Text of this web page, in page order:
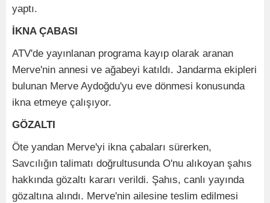
yaptı.
İKNA ÇABASI
ATV'de yayınlanan programa kayıp olarak aranan
Merve'nin annesi ve ağabeyi katıldı. Jandarma ekipleri
bulunan Merve Aydoğdu'yu eve dönmesi konusunda
ikna etmeye çalışıyor.
GÖZALTI
Öte yandan Merve'yi ikna çabaları sürerken,
Savcılığın talimatı doğrultusunda O'nu alıkoyan şahıs
hakkında gözaltı kararı verildi. Şahıs, canlı yayında
gözaltına alındı. Merve'nin ailesine teslim edilmesi